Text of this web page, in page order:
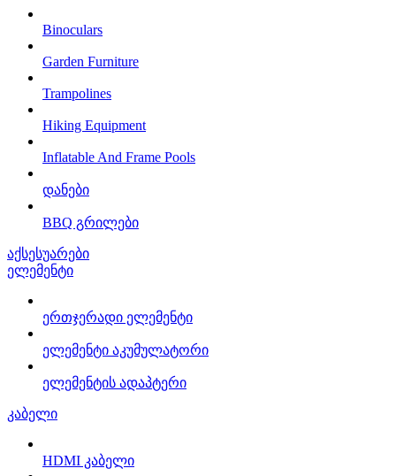
Binoculars
Garden Furniture
Trampolines
Hiking Equipment
Inflatable And Frame Pools
დანები
BBQ გრილები
აქსესუარები
ელემენტი
ერთჯერადი ელემენტი
ელემენტი აკუმულატორი
ელემენტის ადაპტერი
კაბელი
HDMI კაბელი